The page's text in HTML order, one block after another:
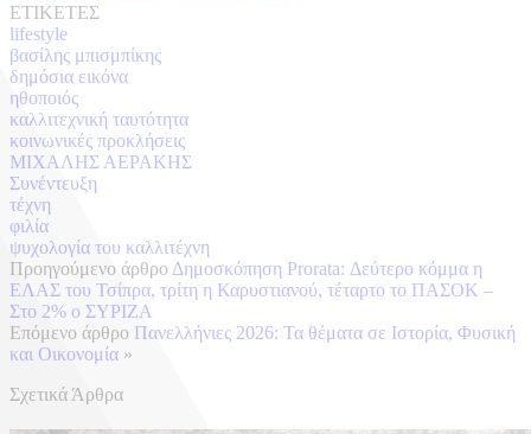
ΕΤΙΚΕΤΕΣ
lifestyle
βασίλης μπισμπίκης
δημόσια εικόνα
ηθοποιός
καλλιτεχνική ταυτότητα
κοινωνικές προκλήσεις
ΜΙΧΑΛΗΣ ΑΕΡΑΚΗΣ
Συνέντευξη
τέχνη
φιλία
ψυχολογία του καλλιτέχνη
Προηγούμενο άρθρο Δημοσκόπηση Prorata: Δεύτερο κόμμα η
ΕΛΑΣ του Τσίπρα, τρίτη η Καρυστιανού, τέταρτο το ΠΑΣΟΚ –
Στο 2% ο ΣΥΡΙΖΑ
Επόμενο άρθρο Πανελλήνιες 2026: Τα θέματα σε Ιστορία, Φυσική
και Οικονομία »
Σχετικά Άρθρα